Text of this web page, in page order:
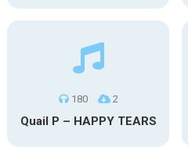
180 2
Quail P – HAPPY TEARS